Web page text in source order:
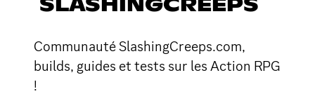
SLASHINGCREEPS
Communauté SlashingCreeps.com,
builds, guides et tests sur les Action RPG
!